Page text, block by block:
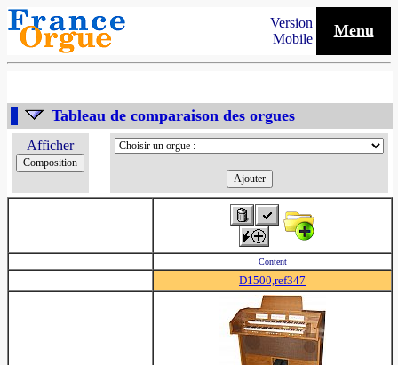
Version
Mobile
Menu
Tableau de comparaison des orgues
Afficher
Content
D1500,ref347